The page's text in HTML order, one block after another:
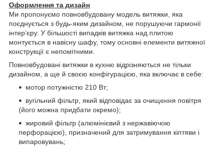
Оформлення та дизайн
Ми пропонуємо повновбудовану модель витяжки, яка
поєднується з будь-яким дизайном, не порушуючи гармонії
інтер’єру. У більшості випадків витяжка над плитою
монтується в навісну шафу, тому основні елементи витяжної
конструкції є непомітними.
Повновбудовані витяжки в кухню відрізняються не тільки
дизайном, а ще й своєю конфігурацією, яка включає в себе:
мотор потужністю 210 Вт;
вугільний фільтр, який відповідає за очищення повітря
(його можна придбати окремо);
жировий фільтр (алюмінієвий з нержавіючою
перфорацією), призначений для затримування кіптяви і
випаровувань;